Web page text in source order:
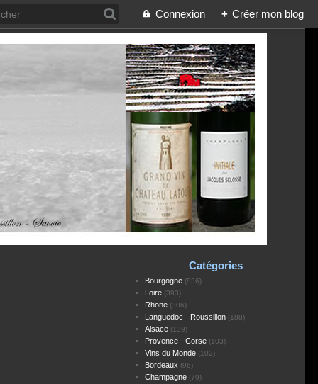
Connexion + Créer mon blog
Catégories
Bourgogne(836)
Loire(393)
Rhone(306)
Languedoc - Roussillon(188)
Alsace(139)
Provence - Corse(103)
Vins du Monde(102)
Bordeaux (96)
Champagne(79)